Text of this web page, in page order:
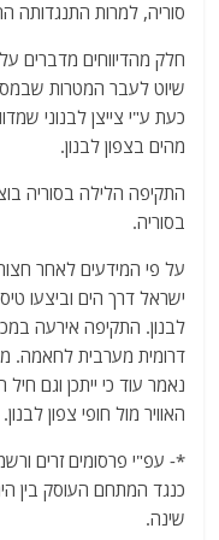
סוריה, למרות התנגדותה
שיוט לעבר המטרות
כעת ע"י צייצן לבנוני
מהים בצפון לבנון.
התקיפה הלילה בסוריה
בסוריה.
ישראל דרך הים וביצעו
לבנון. התקיפה אירעה
דרומית מערבית לחאמה.
נאמר עוד כי ייתכן וגם
האוויר מול חופי צפון לבנון.
*- עפ"י פרסומים זרים
כנגד המתחם העוסק בין
שינה.